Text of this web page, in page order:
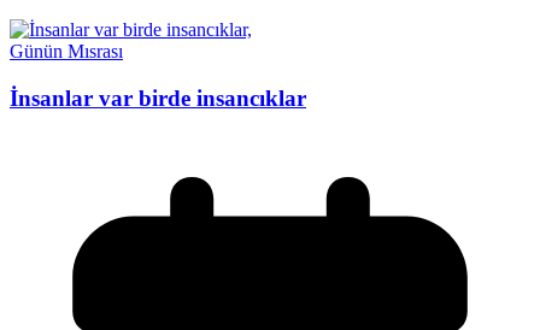
Günün Mısrası
İnsanlar var birde insancıklar